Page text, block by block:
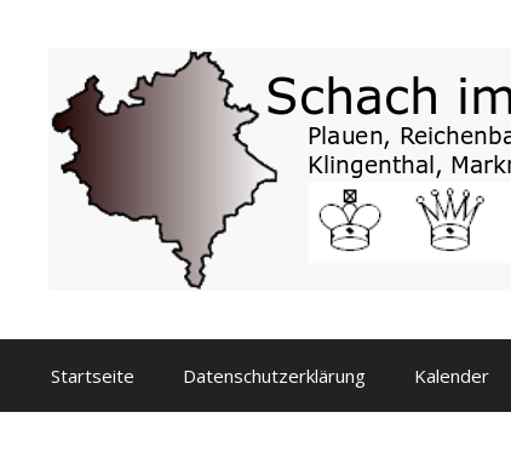
Startseite Datenschutzerklärung Kalender